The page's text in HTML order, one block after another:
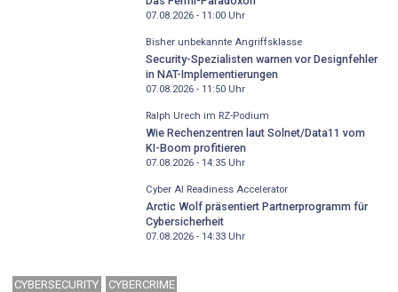
07.08.2026 - 11:00Uhr
Bisher unbekannte Angriffsklasse
Security-Spezialisten warnen vor Designfehler
in NAT-Implementierungen
07.08.2026 - 11:50Uhr
Ralph Urech im RZ-Podium
Wie Rechenzentren laut Solnet/Data11 vom
KI-Boom profitieren
07.08.2026 - 14:35Uhr
Cyber AI Readiness Accelerator
Arctic Wolf präsentiert Partnerprogramm für
Cybersicherheit
07.08.2026 - 14:33Uhr
CYBERSECURITY
CYBERCRIME